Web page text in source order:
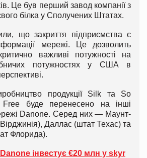
Це був перший завод компанії з
білка у Сполучених Штатах.
що закриття підприємства є
мережі. Це дозволить
важливі потужності на
потужностях у США в
продукції Silk та So
буде перенесено на інші
Danone. Серед них — Маунт-
Даллас (штат Техас) та
Флорида).
Danone інвестує €20 млн у skyr